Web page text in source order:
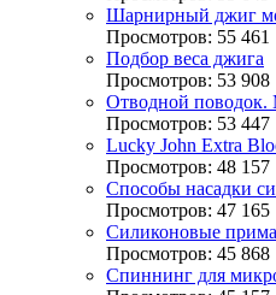
Шарнирный джиг
Просмотров: 55 461
Подбор веса джига
Просмотров: 53 908
Отводной
Просмотров: 53 447
Lucky John Extra
Просмотров: 48 157
Способы насадки
Просмотров: 47 165
Силиконовые
Просмотров: 45 868
Спиннинг для